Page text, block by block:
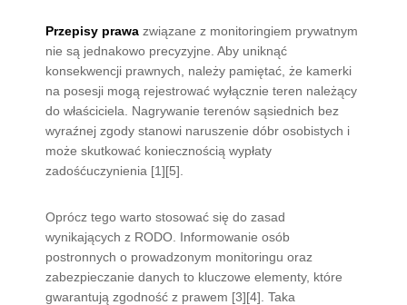
Przepisy prawa związane z monitoringiem prywatnym
nie są jednakowo precyzyjne. Aby uniknąć
konsekwencji prawnych, należy pamiętać, że kamerki
na posesji mogą rejestrować wyłącznie teren należący
do właściciela. Nagrywanie terenów sąsiednich bez
wyraźnej zgody stanowi naruszenie dóbr osobistych i
może skutkować koniecznością wypłaty
zadośćuczynienia [1][5].
Oprócz tego warto stosować się do zasad
wynikających z RODO. Informowanie osób
postronnych o prowadzonym monitoringu oraz
zabezpieczanie danych to kluczowe elementy, które
gwarantują zgodność z prawem [3][4]. Taka